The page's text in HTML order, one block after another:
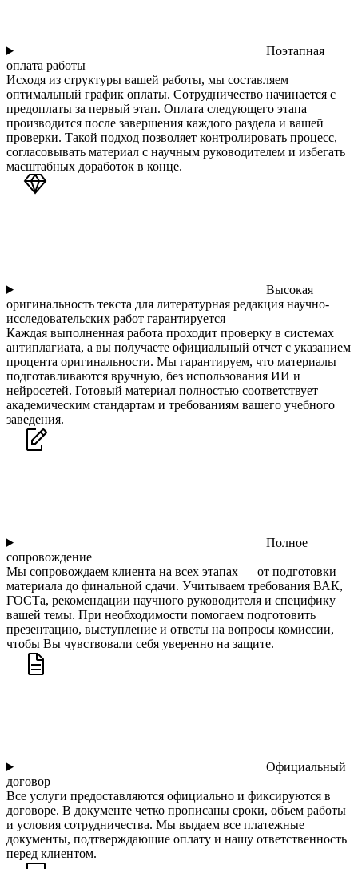
Поэтапная
оплата работы
Исходя из структуры вашей работы, мы составляем
оптимальный график оплаты. Сотрудничество начинается с
предоплаты за первый этап. Оплата следующего этапа
производится после завершения каждого раздела и вашей
проверки. Такой подход позволяет контролировать процесс,
согласовывать материал с научным руководителем и избегать
масштабных доработок в конце.
Высокая
оригинальность текста для литературная редакция научно-
исследовательских работ гарантируется
Каждая выполненная работа проходит проверку в системах
антиплагиата, а вы получаете официальный отчет с указанием
процента оригинальности. Мы гарантируем, что материалы
подготавливаются вручную, без использования ИИ и
нейросетей. Готовый материал полностью соответствует
академическим стандартам и требованиям вашего учебного
заведения.
Полное
сопровождение
Мы сопровождаем клиента на всех этапах — от подготовки
материала до финальной сдачи. Учитываем требования ВАК,
ГОСТа, рекомендации научного руководителя и специфику
вашей темы. При необходимости помогаем подготовить
презентацию, выступление и ответы на вопросы комиссии,
чтобы Вы чувствовали себя уверенно на защите.
Официальный
договор
Все услуги предоставляются официально и фиксируются в
договоре. В документе четко прописаны сроки, объем работы
и условия сотрудничества. Мы выдаем все платежные
документы, подтверждающие оплату и нашу ответственность
перед клиентом.